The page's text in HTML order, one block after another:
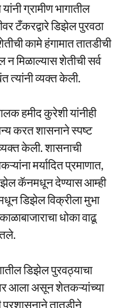
ग्रामीण भागातील
टँकरद्वारे डिझेल पुरवठा
कामे हंगामात तातडीची
मिळाल्यास शेतीची सर्व
त्यांनी व्यक्त केली.
हमीद कुरेशी यांनीही
करत शासनाने स्पष्ट
केली. शासनाची
मर्यादित प्रमाणात,
कॅनमधून देण्यास आम्ही
डिझेल विक्रीला मुभा
धोका वाढू
डिझेल पुरवठ्याचा
आला असून शेतकऱ्यांच्या
तातडीने